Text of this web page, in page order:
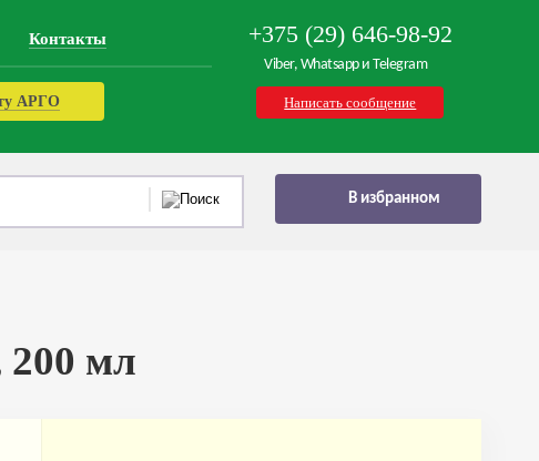
Контакты
АРГО
+375 (29) 646-98-92
Viber, Whatsapp и Telegram
Написать сообщение
В избранном
200 мл